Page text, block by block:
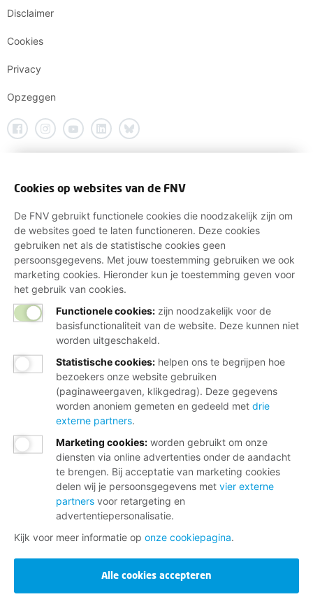
Disclaimer
Cookies
Privacy
Opzeggen
Cookies op websites van de FNV
De FNV gebruikt functionele cookies die noodzakelijk zijn om
de websites goed te laten functioneren. Deze cookies
gebruiken net als de statistische cookies geen
persoonsgegevens. Met jouw toestemming gebruiken we ook
marketing cookies. Hieronder kun je toestemming geven voor
het gebruik van cookies.
Functionele cookies: zijn noodzakelijk voor de
basisfunctionaliteit van de website. Deze kunnen niet
worden uitgeschakeld.
Statistische cookies: helpen ons te begrijpen hoe
bezoekers onze website gebruiken
(paginaweergaven, klikgedrag). Deze gegevens
worden anoniem gemeten en gedeeld met drie
externe partners.
Marketing cookies: worden gebruikt om onze
diensten via online advertenties onder de aandacht
te brengen. Bij acceptatie van marketing cookies
delen wij je persoonsgegevens met vier externe
partners voor retargeting en
advertentiepersonalisatie.
Kijk voor meer informatie op onze cookiepagina.
Alle cookies accepteren